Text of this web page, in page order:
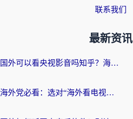
联系我们
最新资讯
国外可以看央视影音吗知乎？海外党亲测有效的回国加速方案
海外党必看：选对“海外看电视剧软件”，再也不用愁国内剧刷不了